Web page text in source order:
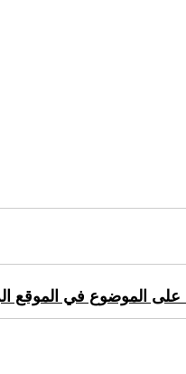
على الموضوع في الموقع